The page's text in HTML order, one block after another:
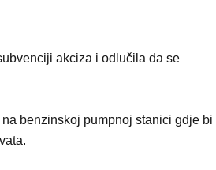
akciza i odlučila da se
benzinskoj pumpnoj stanici gdje bi